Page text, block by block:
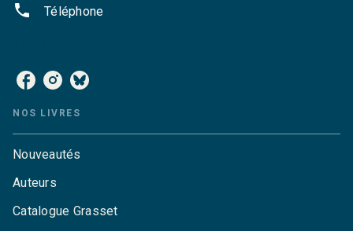
phone Téléphone
NOS LIVRES
Nouveautés
Auteurs
Catalogue Grasset